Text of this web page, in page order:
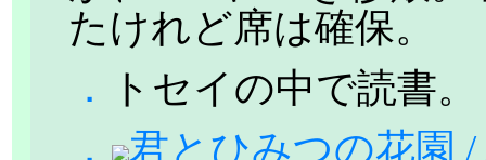
たけれど席は確保。
．
トセイの中で読書。
．
君とひみつの花園